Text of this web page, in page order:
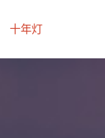
十年灯